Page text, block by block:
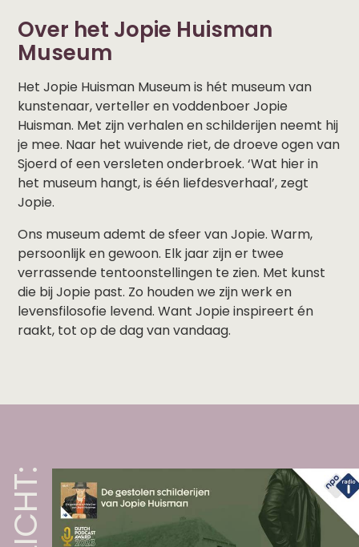
Over het Jopie Huisman
Museum
Het Jopie Huisman Museum is hét museum van
kunstenaar, verteller en voddenboer Jopie
Huisman. Met zijn verhalen en schilderijen neemt hij
je mee. Naar het wuivende riet, de droeve ogen van
Sjoerd of een versleten onderbroek. ‘Wat hier in
het museum hangt, is één liefdesverhaal’, zegt
Jopie.
Ons museum ademt de sfeer van Jopie. Warm,
persoonlijk en gewoon. Elk jaar zijn er twee
verrassende tentoonstellingen te zien. Met kunst
die bij Jopie past. Zo houden we zijn werk en
levensfilosofie levend. Want Jopie inspireert én
raakt, tot op de dag van vandaag.